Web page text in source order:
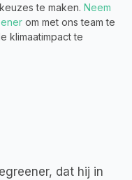
te maken. Neem
om met ons team te
klimaatimpact te
dat hij in